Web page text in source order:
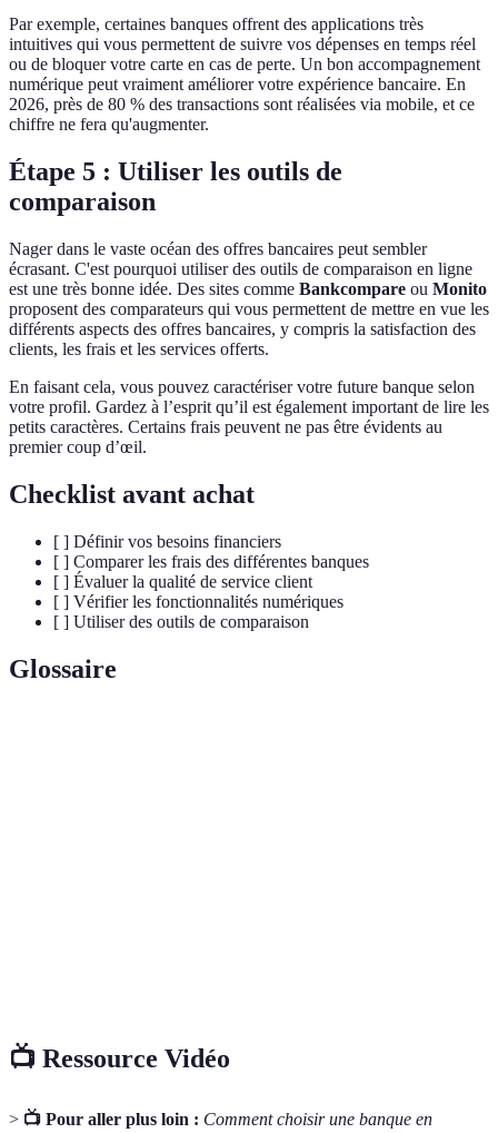
Par exemple, certaines banques offrent des applications très
intuitives qui vous permettent de suivre vos dépenses en temps réel
ou de bloquer votre carte en cas de perte. Un bon accompagnement
numérique peut vraiment améliorer votre expérience bancaire. En
2026, près de 80 % des transactions sont réalisées via mobile, et ce
chiffre ne fera qu'augmenter.
Étape 5 : Utiliser les outils de
comparaison
Nager dans le vaste océan des offres bancaires peut sembler
écrasant. C'est pourquoi utiliser des outils de comparaison en ligne
est une très bonne idée. Des sites comme Bankcompare ou Monito
proposent des comparateurs qui vous permettent de mettre en vue les
différents aspects des offres bancaires, y compris la satisfaction des
clients, les frais et les services offerts.
En faisant cela, vous pouvez caractériser votre future banque selon
votre profil. Gardez à l’esprit qu’il est également important de lire les
petits caractères. Certains frais peuvent ne pas être évidents au
premier coup d’œil.
Checklist avant achat
[ ] Définir vos besoins financiers
[ ] Comparer les frais des différentes banques
[ ] Évaluer la qualité de service client
[ ] Vérifier les fonctionnalités numériques
[ ] Utiliser des outils de comparaison
Glossaire
📺 Ressource Vidéo
> 📺 Pour aller plus loin : Comment choisir une banque en